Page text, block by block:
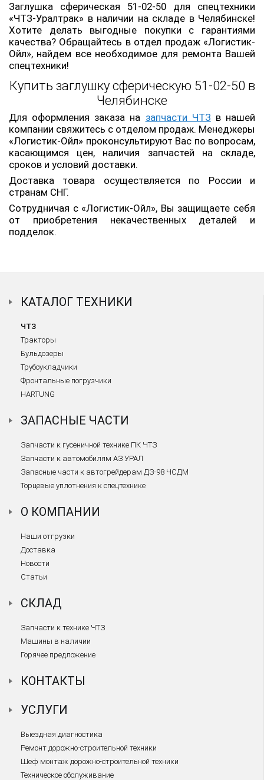
Заглушка сферическая 51-02-50 для спецтехники
«ЧТЗ-Уралтрак» в наличии на складе в Челябинске!
Хотите делать выгодные покупки с гарантиями
качества? Обращайтесь в отдел продаж «Логистик-
Ойл», найдем все необходимое для ремонта Вашей
спецтехники!
Купить заглушку сферическую 51-02-50 в
Челябинске
Для оформления заказа на запчасти ЧТЗ в нашей
компании свяжитесь с отделом продаж. Менеджеры
«Логистик-Ойл» проконсультируют Вас по вопросам,
касающимся цен, наличия запчастей на складе,
сроков и условий доставки.
Доставка товара осуществляется по России и
странам СНГ.
Сотрудничая с «Логистик-Ойл», Вы защищаете себя
от приобретения некачественных деталей и
подделок.
КАТАЛОГ ТЕХНИКИ
ЧТЗ
Тракторы
Бульдозеры
Трубоукладчики
Фронтальные погрузчики
HARTUNG
ЗАПАСНЫЕ ЧАСТИ
Запчасти к гусеничной технике ПК ЧТЗ
Запчасти к автомобилям АЗ УРАЛ
Запасные части к автогрейдерам ДЗ-98 ЧСДМ
Торцевые уплотнения к спецтехнике
О КОМПАНИИ
Наши отгрузки
Доставка
Новости
Статьи
СКЛАД
Запчасти к технике ЧТЗ
Машины в наличии
Горячее предложение
КОНТАКТЫ
УСЛУГИ
Выездная диагностика
Ремонт дорожно-строительной техники
Шеф монтаж дорожно-строительной техники
Техническое обслуживание